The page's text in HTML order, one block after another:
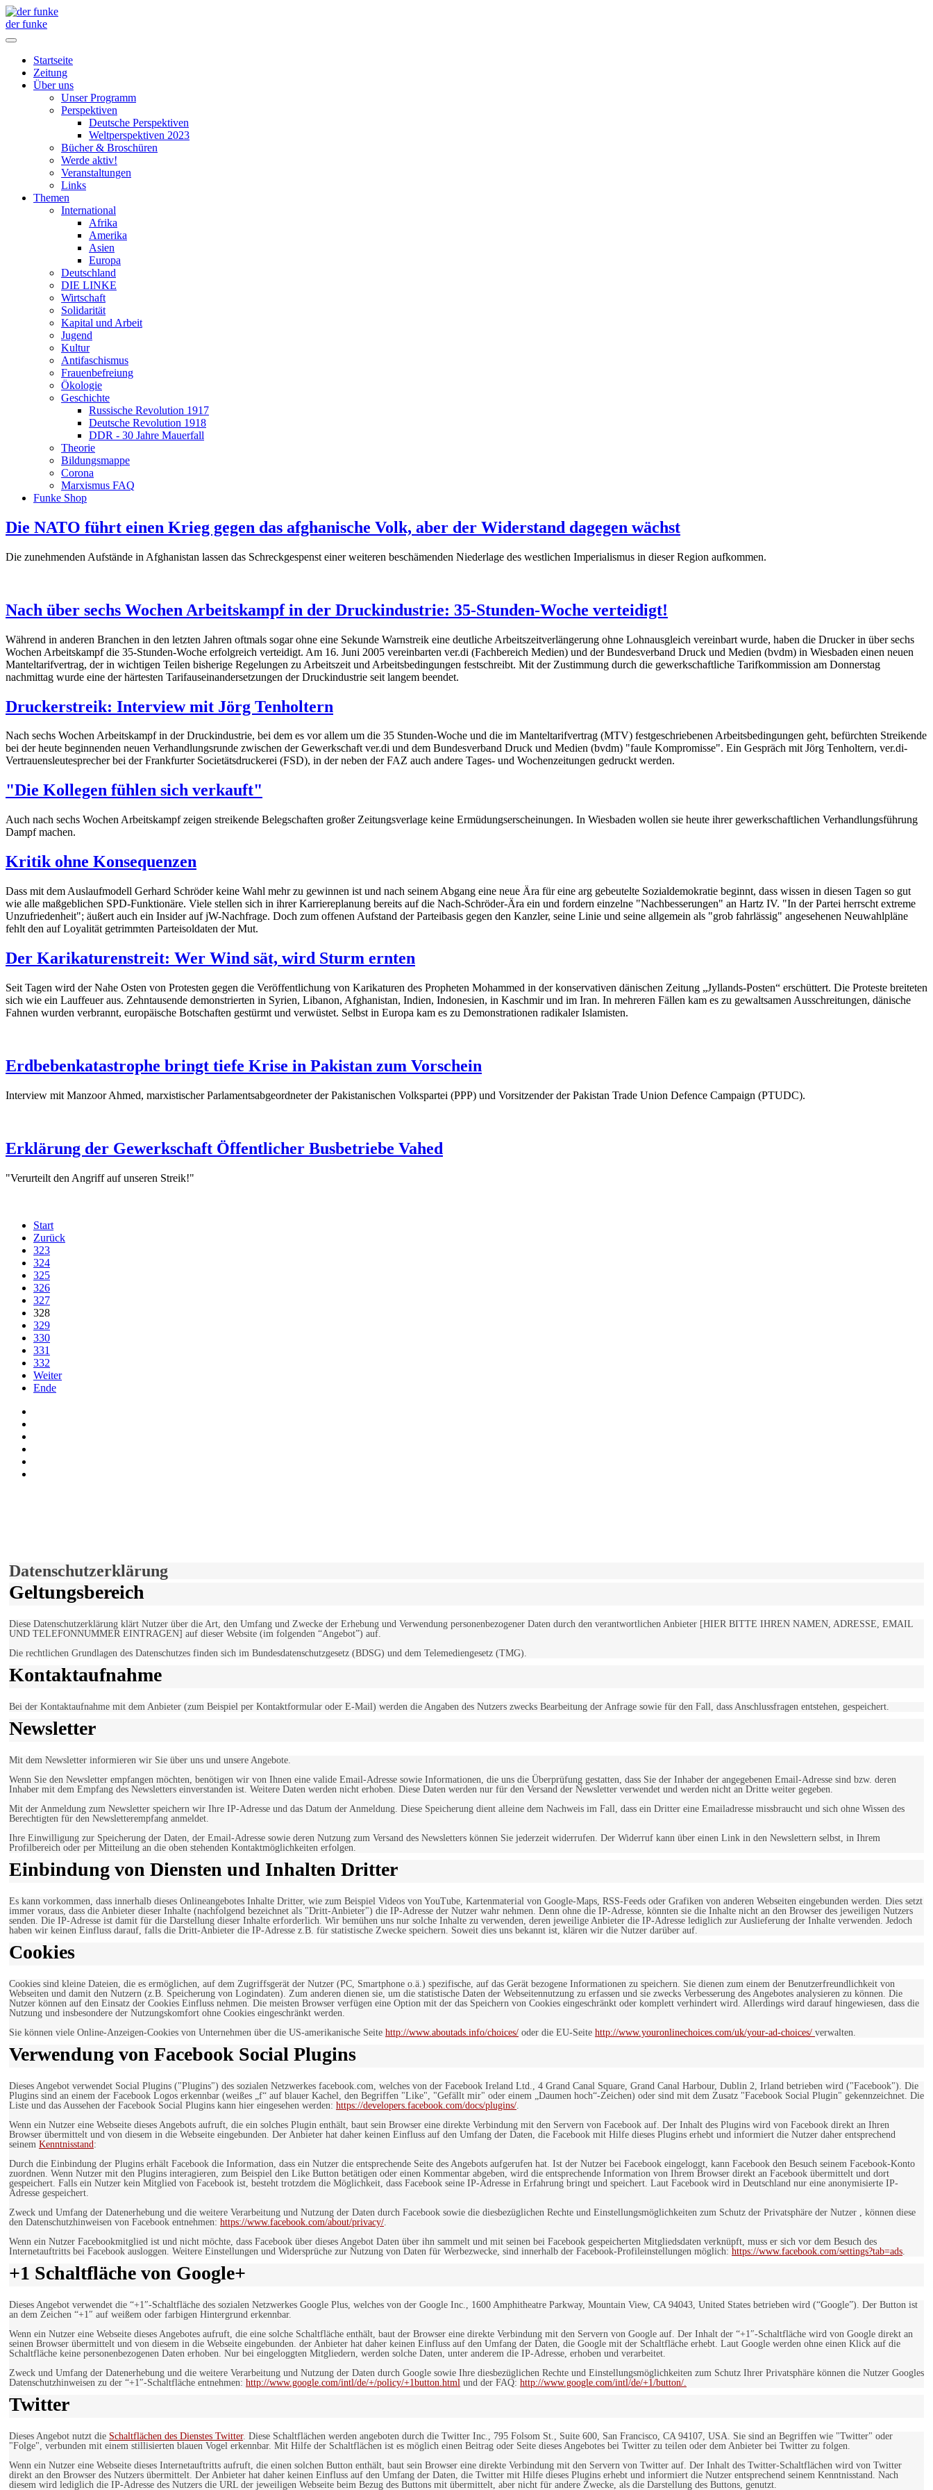
der funke
Startseite
Zeitung
Über uns
Unser Programm
Perspektiven
Deutsche Perspektiven
Weltperspektiven 2023
Bücher & Broschüren
Werde aktiv!
Veranstaltungen
Links
Themen
International
Afrika
Amerika
Asien
Europa
Deutschland
DIE LINKE
Wirtschaft
Solidarität
Kapital und Arbeit
Jugend
Kultur
Antifaschismus
Frauenbefreiung
Ökologie
Geschichte
Russische Revolution 1917
Deutsche Revolution 1918
DDR - 30 Jahre Mauerfall
Theorie
Bildungsmappe
Corona
Marxismus FAQ
Funke Shop
Die NATO führt einen Krieg gegen das afghanische Volk, aber der Widerstand dagegen wächst
Die zunehmenden Aufstände in Afghanistan lassen das Schreckgespenst einer weiteren beschämenden Niederlage des westlichen Imperialismus in dieser Region aufkommen.
Nach über sechs Wochen Arbeitskampf in der Druckindustrie: 35-Stunden-Woche verteidigt!
Während in anderen Branchen in den letzten Jahren oftmals sogar ohne eine Sekunde Warnstreik eine deutliche Arbeitszeitverlängerung ohne Lohnausgleich vereinbart wurde, haben die Drucker in über sechs
Wochen Arbeitskampf die 35-Stunden-Woche erfolgreich verteidigt. Am 16. Juni 2005 vereinbarten ver.di (Fachbereich Medien) und der Bundesverband Druck und Medien (bvdm) in Wiesbaden einen neuen
Manteltarifvertrag, der in wichtigen Teilen bisherige Regelungen zu Arbeitszeit und Arbeitsbedingungen festschreibt. Mit der Zustimmung durch die gewerkschaftliche Tarifkommission am Donnerstag
nachmittag wurde eine der härtesten Tarifauseinandersetzungen der Druckindustrie seit langem beendet.
Druckerstreik: Interview mit Jörg Tenholtern
Nach sechs Wochen Arbeitskampf in der Druckindustrie, bei dem es vor allem um die 35 Stunden-Woche und die im Manteltarifvertrag (MTV) festgeschriebenen Arbeitsbedingungen geht, befürchten Streikende
bei der heute beginnenden neuen Verhandlungsrunde zwischen der Gewerkschaft ver.di und dem Bundesverband Druck und Medien (bvdm) "faule Kompromisse". Ein Gespräch mit Jörg Tenholtern, ver.di-
Vertrauensleutesprecher bei der Frankfurter Societätsdruckerei (FSD), in der neben der FAZ auch andere Tages- und Wochenzeitungen gedruckt werden.
"Die Kollegen fühlen sich verkauft"
Auch nach sechs Wochen Arbeitskampf zeigen streikende Belegschaften großer Zeitungsverlage keine Ermüdungserscheinungen. In Wiesbaden wollen sie heute ihrer gewerkschaftlichen Verhandlungsführung
Dampf machen.
Kritik ohne Konsequenzen
Dass mit dem Auslaufmodell Gerhard Schröder keine Wahl mehr zu gewinnen ist und nach seinem Abgang eine neue Ära für eine arg gebeutelte Sozialdemokratie beginnt, dass wissen in diesen Tagen so gut
wie alle maßgeblichen SPD-Funktionäre. Viele stellen sich in ihrer Karriereplanung bereits auf die Nach-Schröder-Ära ein und fordern einzelne "Nachbesserungen" an Hartz IV. "In der Partei herrscht extreme
Unzufriedenheit"; äußert auch ein Insider auf jW-Nachfrage. Doch zum offenen Aufstand der Parteibasis gegen den Kanzler, seine Linie und seine allgemein als "grob fahrlässig" angesehenen Neuwahlpläne
fehlt den auf Loyalität getrimmten Parteisoldaten der Mut.
Der Karikaturenstreit: Wer Wind sät, wird Sturm ernten
Seit Tagen wird der Nahe Osten von Protesten gegen die Veröffentlichung von Karikaturen des Propheten Mohammed in der konservativen dänischen Zeitung „Jyllands-Posten“ erschüttert. Die Proteste breiteten
sich wie ein Lauffeuer aus. Zehntausende demonstrierten in Syrien, Libanon, Afghanistan, Indien, Indonesien, in Kaschmir und im Iran. In mehreren Fällen kam es zu gewaltsamen Ausschreitungen, dänische
Fahnen wurden verbrannt, europäische Botschaften gestürmt und verwüstet. Selbst in Europa kam es zu Demonstrationen radikaler Islamisten.
Erdbebenkatastrophe bringt tiefe Krise in Pakistan zum Vorschein
Interview mit Manzoor Ahmed, marxistischer Parlamentsabgeordneter der Pakistanischen Volkspartei (PPP) und Vorsitzender der Pakistan Trade Union Defence Campaign (PTUDC).
Erklärung der Gewerkschaft Öffentlicher Busbetriebe Vahed
"Verurteilt den Angriff auf unseren Streik!"
Start
Zurück
323
324
325
326
327
328
329
330
331
332
Weiter
Ende
Datenschutzerklärung
Geltungsbereich
Diese Datenschutzerklärung klärt Nutzer über die Art, den Umfang und Zwecke der Erhebung und Verwendung personenbezogener Daten durch den verantwortlichen Anbieter [HIER BITTE IHREN NAMEN, ADRESSE, EMAIL
UND TELEFONNUMMER EINTRAGEN] auf dieser Website (im folgenden “Angebot”) auf.
Die rechtlichen Grundlagen des Datenschutzes finden sich im Bundesdatenschutzgesetz (BDSG) und dem Telemediengesetz (TMG).
Kontaktaufnahme
Bei der Kontaktaufnahme mit dem Anbieter (zum Beispiel per Kontaktformular oder E-Mail) werden die Angaben des Nutzers zwecks Bearbeitung der Anfrage sowie für den Fall, dass Anschlussfragen entstehen, gespeichert.
Newsletter
Mit dem Newsletter informieren wir Sie über uns und unsere Angebote.
Wenn Sie den Newsletter empfangen möchten, benötigen wir von Ihnen eine valide Email-Adresse sowie Informationen, die uns die Überprüfung gestatten, dass Sie der Inhaber der angegebenen Email-Adresse sind bzw. deren
Inhaber mit dem Empfang des Newsletters einverstanden ist. Weitere Daten werden nicht erhoben. Diese Daten werden nur für den Versand der Newsletter verwendet und werden nicht an Dritte weiter gegeben.
Mit der Anmeldung zum Newsletter speichern wir Ihre IP-Adresse und das Datum der Anmeldung. Diese Speicherung dient alleine dem Nachweis im Fall, dass ein Dritter eine Emailadresse missbraucht und sich ohne Wissen des
Berechtigten für den Newsletterempfang anmeldet.
Ihre Einwilligung zur Speicherung der Daten, der Email-Adresse sowie deren Nutzung zum Versand des Newsletters können Sie jederzeit widerrufen. Der Widerruf kann über einen Link in den Newslettern selbst, in Ihrem
Profilbereich oder per Mitteilung an die oben stehenden Kontaktmöglichkeiten erfolgen.
Einbindung von Diensten und Inhalten Dritter
Es kann vorkommen, dass innerhalb dieses Onlineangebotes Inhalte Dritter, wie zum Beispiel Videos von YouTube, Kartenmaterial von Google-Maps, RSS-Feeds oder Grafiken von anderen Webseiten eingebunden werden. Dies setzt
immer voraus, dass die Anbieter dieser Inhalte (nachfolgend bezeichnet als "Dritt-Anbieter") die IP-Adresse der Nutzer wahr nehmen. Denn ohne die IP-Adresse, könnten sie die Inhalte nicht an den Browser des jeweiligen Nutzers
senden. Die IP-Adresse ist damit für die Darstellung dieser Inhalte erforderlich. Wir bemühen uns nur solche Inhalte zu verwenden, deren jeweilige Anbieter die IP-Adresse lediglich zur Auslieferung der Inhalte verwenden. Jedoch
haben wir keinen Einfluss darauf, falls die Dritt-Anbieter die IP-Adresse z.B. für statistische Zwecke speichern. Soweit dies uns bekannt ist, klären wir die Nutzer darüber auf.
Cookies
Cookies sind kleine Dateien, die es ermöglichen, auf dem Zugriffsgerät der Nutzer (PC, Smartphone o.ä.) spezifische, auf das Gerät bezogene Informationen zu speichern. Sie dienen zum einem der Benutzerfreundlichkeit von
Webseiten und damit den Nutzern (z.B. Speicherung von Logindaten). Zum anderen dienen sie, um die statistische Daten der Webseitennutzung zu erfassen und sie zwecks Verbesserung des Angebotes analysieren zu können. Die
Nutzer können auf den Einsatz der Cookies Einfluss nehmen. Die meisten Browser verfügen eine Option mit der das Speichern von Cookies eingeschränkt oder komplett verhindert wird. Allerdings wird darauf hingewiesen, dass die
Nutzung und insbesondere der Nutzungskomfort ohne Cookies eingeschränkt werden.
Sie können viele Online-Anzeigen-Cookies von Unternehmen über die US-amerikanische Seite http://www.aboutads.info/choices/ oder die EU-Seite http://www.youronlinechoices.com/uk/your-ad-choices/ verwalten.
Verwendung von Facebook Social Plugins
Dieses Angebot verwendet Social Plugins ("Plugins") des sozialen Netzwerkes facebook.com, welches von der Facebook Ireland Ltd., 4 Grand Canal Square, Grand Canal Harbour, Dublin 2, Irland betrieben wird ("Facebook"). Die
Plugins sind an einem der Facebook Logos erkennbar (weißes „f“ auf blauer Kachel, den Begriffen "Like", "Gefällt mir" oder einem „Daumen hoch“-Zeichen) oder sind mit dem Zusatz "Facebook Social Plugin" gekennzeichnet. Die
Liste und das Aussehen der Facebook Social Plugins kann hier eingesehen werden: https://developers.facebook.com/docs/plugins/.
Wenn ein Nutzer eine Webseite dieses Angebots aufruft, die ein solches Plugin enthält, baut sein Browser eine direkte Verbindung mit den Servern von Facebook auf. Der Inhalt des Plugins wird von Facebook direkt an Ihren
Browser übermittelt und von diesem in die Webseite eingebunden. Der Anbieter hat daher keinen Einfluss auf den Umfang der Daten, die Facebook mit Hilfe dieses Plugins erhebt und informiert die Nutzer daher entsprechend
seinem Kenntnisstand:
Durch die Einbindung der Plugins erhält Facebook die Information, dass ein Nutzer die entsprechende Seite des Angebots aufgerufen hat. Ist der Nutzer bei Facebook eingeloggt, kann Facebook den Besuch seinem Facebook-Konto
zuordnen. Wenn Nutzer mit den Plugins interagieren, zum Beispiel den Like Button betätigen oder einen Kommentar abgeben, wird die entsprechende Information von Ihrem Browser direkt an Facebook übermittelt und dort
gespeichert. Falls ein Nutzer kein Mitglied von Facebook ist, besteht trotzdem die Möglichkeit, dass Facebook seine IP-Adresse in Erfahrung bringt und speichert. Laut Facebook wird in Deutschland nur eine anonymisierte IP-
Adresse gespeichert.
Zweck und Umfang der Datenerhebung und die weitere Verarbeitung und Nutzung der Daten durch Facebook sowie die diesbezüglichen Rechte und Einstellungsmöglichkeiten zum Schutz der Privatsphäre der Nutzer , können diese
den Datenschutzhinweisen von Facebook entnehmen: https://www.facebook.com/about/privacy/.
Wenn ein Nutzer Facebookmitglied ist und nicht möchte, dass Facebook über dieses Angebot Daten über ihn sammelt und mit seinen bei Facebook gespeicherten Mitgliedsdaten verknüpft, muss er sich vor dem Besuch des
Internetauftritts bei Facebook ausloggen. Weitere Einstellungen und Widersprüche zur Nutzung von Daten für Werbezwecke, sind innerhalb der Facebook-Profileinstellungen möglich: https://www.facebook.com/settings?tab=ads.
+1 Schaltfläche von Google+
Dieses Angebot verwendet die “+1″-Schaltfläche des sozialen Netzwerkes Google Plus, welches von der Google Inc., 1600 Amphitheatre Parkway, Mountain View, CA 94043, United States betrieben wird (“Google”). Der Button ist
an dem Zeichen “+1″ auf weißem oder farbigen Hintergrund erkennbar.
Wenn ein Nutzer eine Webseite dieses Angebotes aufruft, die eine solche Schaltfläche enthält, baut der Browser eine direkte Verbindung mit den Servern von Google auf. Der Inhalt der “+1″-Schaltfläche wird von Google direkt an
seinen Browser übermittelt und von diesem in die Webseite eingebunden. der Anbieter hat daher keinen Einfluss auf den Umfang der Daten, die Google mit der Schaltfläche erhebt. Laut Google werden ohne einen Klick auf die
Schaltfläche keine personenbezogenen Daten erhoben. Nur bei eingeloggten Mitgliedern, werden solche Daten, unter anderem die IP-Adresse, erhoben und verarbeitet.
Zweck und Umfang der Datenerhebung und die weitere Verarbeitung und Nutzung der Daten durch Google sowie Ihre diesbezüglichen Rechte und Einstellungsmöglichkeiten zum Schutz Ihrer Privatsphäre können die Nutzer Googles
Datenschutzhinweisen zu der “+1″-Schaltfläche entnehmen: http://www.google.com/intl/de/+/policy/+1button.html und der FAQ: http://www.google.com/intl/de/+1/button/.
Twitter
Dieses Angebot nutzt die Schaltflächen des Dienstes Twitter. Diese Schaltflächen werden angeboten durch die Twitter Inc., 795 Folsom St., Suite 600, San Francisco, CA 94107, USA. Sie sind an Begriffen wie "Twitter" oder
"Folge", verbunden mit einem stillisierten blauen Vogel erkennbar. Mit Hilfe der Schaltflächen ist es möglich einen Beitrag oder Seite dieses Angebotes bei Twitter zu teilen oder dem Anbieter bei Twitter zu folgen.
Wenn ein Nutzer eine Webseite dieses Internetauftritts aufruft, die einen solchen Button enthält, baut sein Browser eine direkte Verbindung mit den Servern von Twitter auf. Der Inhalt des Twitter-Schaltflächen wird von Twitter
direkt an den Browser des Nutzers übermittelt. Der Anbieter hat daher keinen Einfluss auf den Umfang der Daten, die Twitter mit Hilfe dieses Plugins erhebt und informiert die Nutzer entsprechend seinem Kenntnisstand. Nach
diesem wird lediglich die IP-Adresse des Nutzers die URL der jeweiligen Webseite beim Bezug des Buttons mit übermittelt, aber nicht für andere Zwecke, als die Darstellung des Buttons, genutzt.